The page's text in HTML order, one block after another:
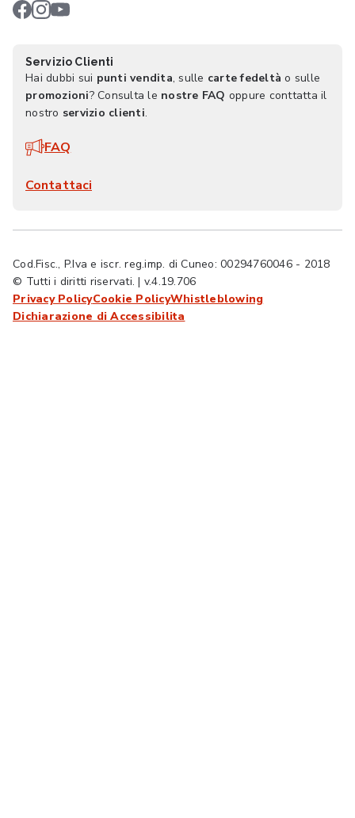
Servizio Clienti
Hai dubbi sui punti vendita, sulle carte fedeltà o sulle
promozioni? Consulta le nostre FAQ oppure conttatta il
nostro servizio clienti.
FAQ
Contattaci
Cod.Fisc., P.Iva e iscr. reg.imp. di Cuneo: 00294760046 - 2018
© Tutti i diritti riservati. | v.4.19.706
Privacy PolicyCookie PolicyWhistleblowing
Dichiarazione di Accessibilita